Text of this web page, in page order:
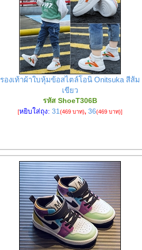
รองเท้าผ้าใบหุ้มข้อสไตล์โอนิ Onitsuka สีส้ม
เขียว
รหัส ShoeT306B
[หยิบใส่ถุง: 31 (469 บาท), 36(469 บาท)]